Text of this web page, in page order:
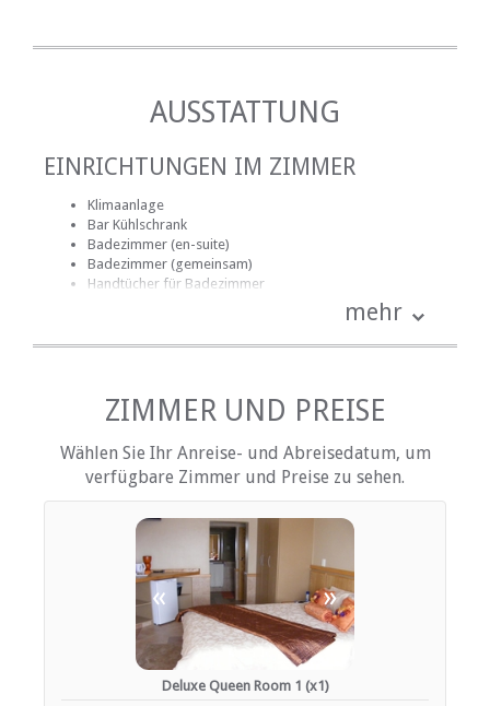
AUSSTATTUNG
EINRICHTUNGEN IM ZIMMER
Klimaanlage
Bar Kühlschrank
Badezimmer (en-suite)
Badezimmer (gemeinsam)
Handtücher für Badezimmer
Fan
Terrasse / Veranda / Balkon
Rauchen: nicht erlaubt
Fernsehen (mit M-Net)
Fernsehen (mit Satellit)
EINRICHTUNGEN AUF DEM GELÄNDE
Klimaanlage
Kinderfreundlich (alle Altersgruppen)
Garten(e)
Zimmerreinigung (täglich)
Parkplatz (abseits der Straße)
Parken (verdeckt)
Rezeption (Geschäftszeiten)
mehr
ZIMMER UND PREISE
Wählen Sie Ihr Anreise- und Abreisedatum, um
verfügbare Zimmer und Preise zu sehen.
« »
Deluxe Queen Room 1 (x1)